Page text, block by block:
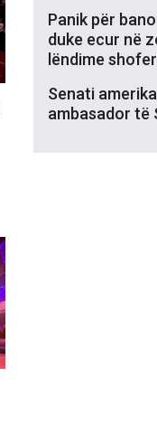
Panik për
duke ecur në
lëndime
Senati
ambasador të